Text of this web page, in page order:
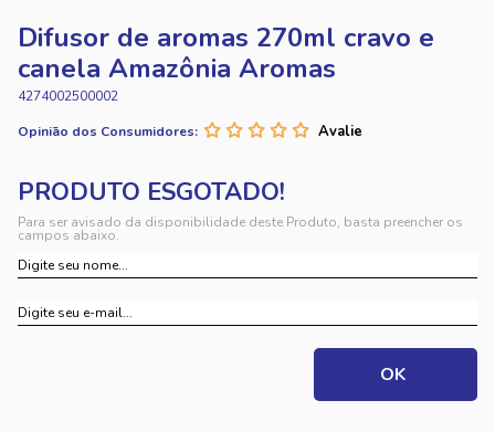
Difusor de aromas 270ml cravo e
canela Amazônia Aromas
4274002500002
Opinião dos Consumidores:
Para ser avisado da disponibilidade deste Produto, basta preencher os
campos abaixo.